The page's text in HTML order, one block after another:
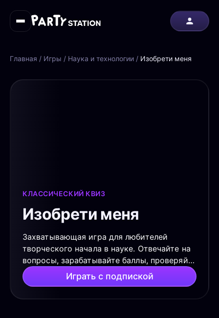
Главная / Игры / Наука и технологии / Изобрети меня
КЛАССИЧЕСКИЙ КВИЗ
Изобрети меня
Захватывающая игра для любителей
творческого начала в науке. Отвечайте на
вопросы, зарабатывайте баллы, проверяйте
свои знания и открывайте новое! Клянемся
адронным коллайдером, будет весело!
Играть с подпиской